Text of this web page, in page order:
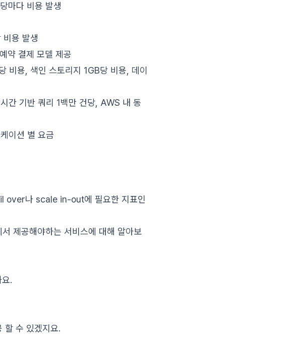
마다 비용 발생
용 발생
약 결제 모델 제공
용, 색인 스토리지 1GB당 비용, 데이
간 기반 쿼리 1백만 건당, AWS 내 동
이션 별 요금
over나 scale in-out에 필요한 지표인
제공해야하는 서비스에 대해 알아보
.
할 수 있겠지요.